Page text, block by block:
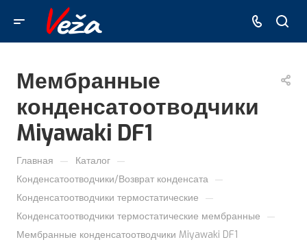
Мембранные
конденсатоотводчики
Miyawaki DF1
Главная — Каталог —
Конденсатоотводчики/Возврат конденсата —
Конденсатоотводчики термостатические —
Конденсатоотводчики термостатические мембранные —
Мембранные конденсатоотводчики Miyawaki DF1